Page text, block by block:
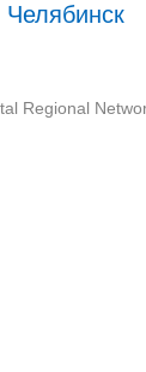
Челябинск
Regional